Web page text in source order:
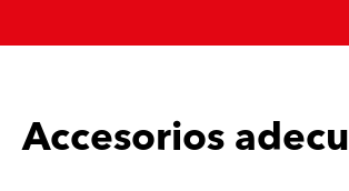
Accesorios